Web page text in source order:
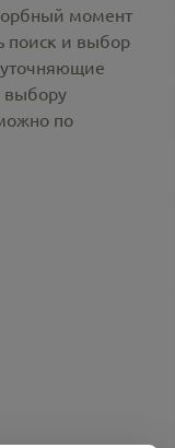
момент
поиск и выбор
уточняющие
выбору
по